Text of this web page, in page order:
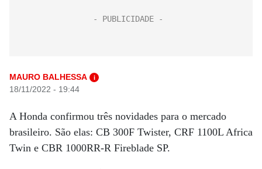
MAURO BALHESSA i
18/11/2022 - 19:44
A Honda confirmou três novidades para o mercado
brasileiro. São elas: CB 300F Twister, CRF 1100L Africa
Twin e CBR 1000RR-R Fireblade SP.